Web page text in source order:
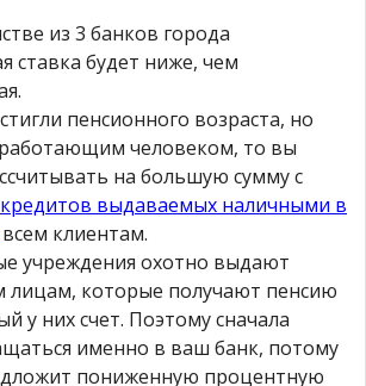
из 3 банков города
ставка будет ниже, чем
пенсионного возраста, но
работающим человеком, то вы
на большую сумму с
кредитов выдаваемых наличными в
всем клиентам.
учреждения охотно выдают
лицам, которые получают пенсию
у них счет. Поэтому сначала
именно в ваш банк, потому
пониженную процентную